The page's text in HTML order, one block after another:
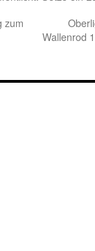
zum
Wallenrod